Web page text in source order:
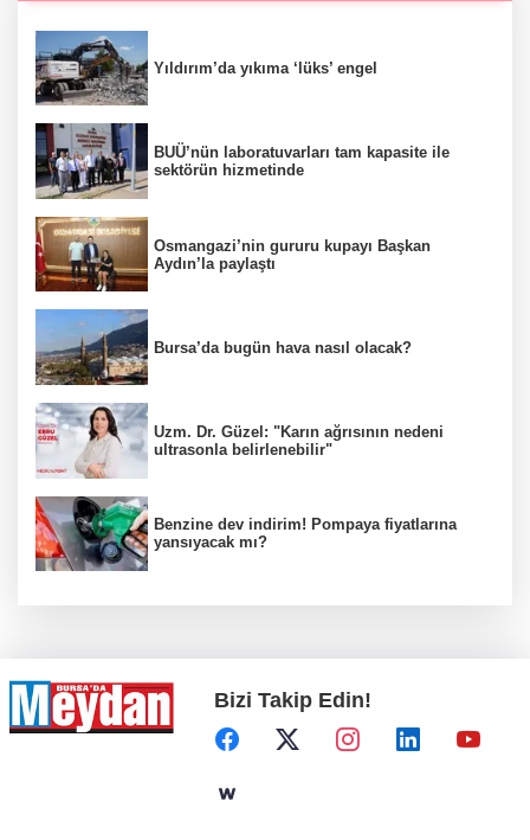
Yıldırım’da yıkıma ‘lüks’ engel
BUÜ’nün laboratuvarları tam kapasite ile
sektörün hizmetinde
Osmangazi’nin gururu kupayı Başkan
Aydın’la paylaştı
Bursa’da bugün hava nasıl olacak?
Uzm. Dr. Güzel: "Karın ağrısının nedeni
ultrasonla belirlenebilir"
Benzine dev indirim! Pompaya fiyatlarına
yansıyacak mı?
Bizi Takip Edin!